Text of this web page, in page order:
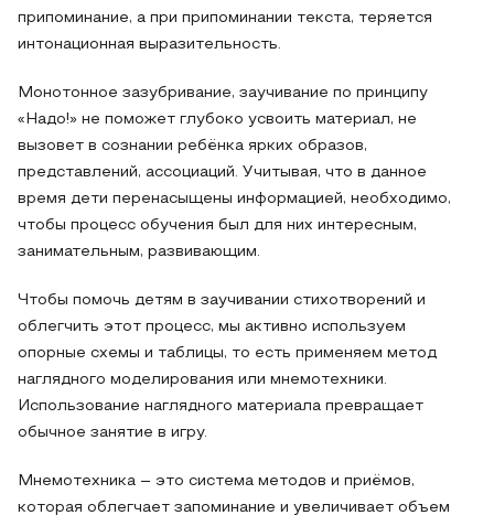
припоминание, а при припоминании текста, теряется
интонационная выразительность.
Монотонное зазубривание, заучивание по принципу
«Надо!» не поможет глубоко усвоить материал, не
вызовет в сознании ребёнка ярких образов,
представлений, ассоциаций. Учитывая, что в данное
время дети перенасыщены информацией, необходимо,
чтобы процесс обучения был для них интересным,
занимательным, развивающим.
Чтобы помочь детям в заучивании стихотворений и
облегчить этот процесс, мы активно используем
опорные схемы и таблицы, то есть применяем метод
наглядного моделирования или мнемотехники.
Использование наглядного материала превращает
обычное занятие в игру.
Мнемотехника – это система методов и приёмов,
которая облегчает запоминание и увеличивает объем